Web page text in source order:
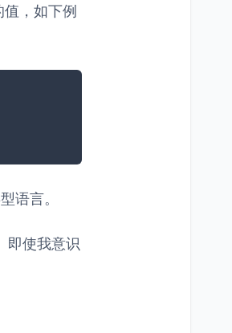
，如下例
语言。
即使我意识